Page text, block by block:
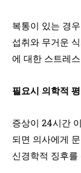
복통이 있는 경
섭취와 무거운
에 대한 스트레
필요시 의학적
증상이 24시간
되면 의사에게
신경학적 징후